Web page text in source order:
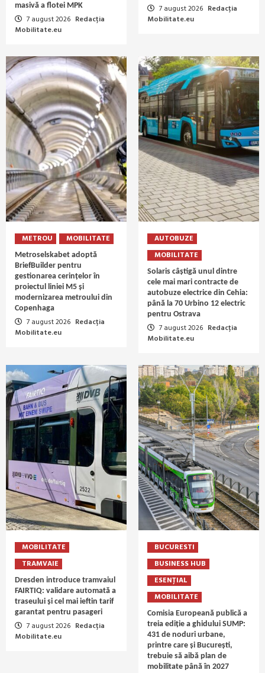
masivă a flotei MPK
7 august 2026 Redacția
Mobilitate.eu
7 august 2026 Redacția
Mobilitate.eu
METROU MOBILITATE
Metroselskabet adoptă
BriefBuilder pentru
gestionarea cerințelor în
proiectul liniei M5 și
modernizarea metroului din
Copenhaga
7 august 2026 Redacția
Mobilitate.eu
AUTOBUZE
MOBILITATE
Solaris câștigă unul dintre
cele mai mari contracte de
autobuze electrice din Cehia:
până la 70 Urbino 12 electric
pentru Ostrava
7 august 2026 Redacția
Mobilitate.eu
MOBILITATE
TRAMVAIE
Dresden introduce tramvaiul
FAIRTIQ: validare automată a
traseului și cel mai ieftin tarif
garantat pentru pasageri
7 august 2026 Redacția
Mobilitate.eu
BUCURESTI
BUSINESS HUB
ESENȚIAL
MOBILITATE
Comisia Europeană publică a
treia ediție a ghidului SUMP:
431 de noduri urbane,
printre care și București,
trebuie să aibă plan de
mobilitate până în 2027